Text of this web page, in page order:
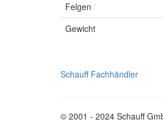
Felgen
Gewicht
Schauff Fachhändler
© 2001 - 2024 Schauff